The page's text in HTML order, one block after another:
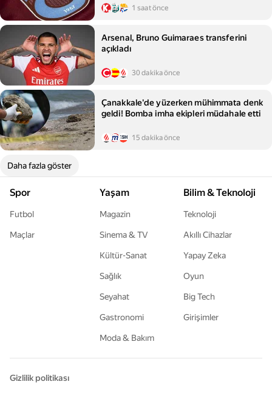
1 saat önce
Arsenal, Bruno Guimaraes transferini
açıkladı
30 dakika önce
Çanakkale'de yüzerken mühimmata denk
geldi! Bomba imha ekipleri müdahale etti
15 dakika önce
Daha fazla göster
Spor
Futbol
Maçlar
Yaşam
Magazin
Sinema & TV
Kültür-Sanat
Sağlık
Seyahat
Gastronomi
Moda & Bakım
Bilim & Teknoloji
Teknoloji
Akıllı Cihazlar
Yapay Zeka
Oyun
Big Tech
Girişimler
Gizlilik politikası